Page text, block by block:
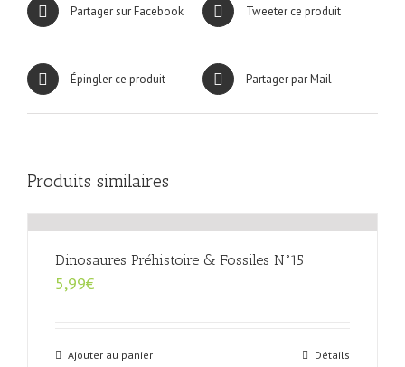
Partager sur Facebook Tweeter ce produit
Épingler ce produit Partager par Mail
Produits similaires
Dinosaures Préhistoire & Fossiles N°15
5,99€
Ajouter au panier Détails